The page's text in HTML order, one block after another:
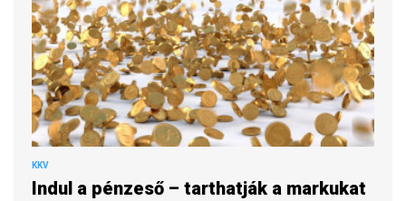
KKV
Indul a pénzeső – tarthatják a markukat